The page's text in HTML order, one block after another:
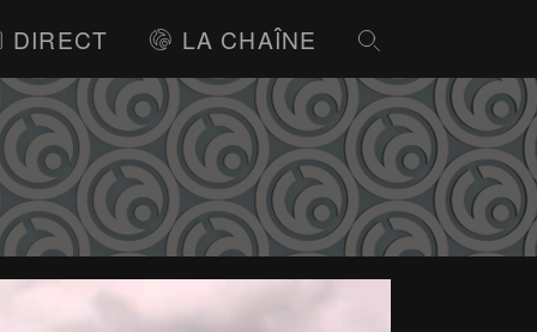
DIRECT LA CHAÎNE